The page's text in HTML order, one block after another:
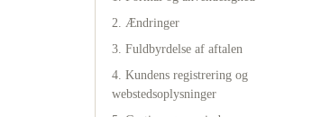
2. Ændringer
3. Fuldbyrdelse af aftalen
4. Kundens registrering og
webstedsoplysninger